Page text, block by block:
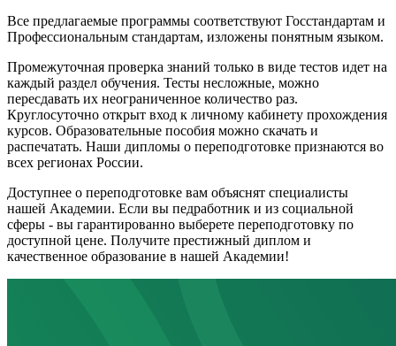
Все предлагаемые программы соответствуют Госстандартам и
Профессиональным стандартам, изложены понятным языком.
Промежуточная проверка знаний только в виде тестов идет на
каждый раздел обучения. Тесты несложные, можно
пересдавать их неограниченное количество раз.
Круглосуточно открыт вход к личному кабинету прохождения
курсов. Образовательные пособия можно скачать и
распечатать. Наши дипломы о переподготовке признаются во
всех регионах России.
Доступнее о переподготовке вам объяснят специалисты
нашей Академии. Если вы педработник и из социальной
сферы - вы гарантированно выберете переподготовку по
доступной цене. Получите престижный диплом и
качественное образование в нашей Академии!